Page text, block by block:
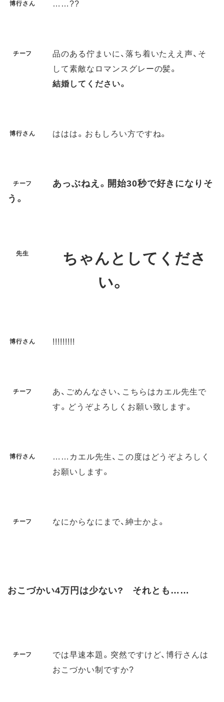
博行さん ……??
チーフ
品のある佇まいに、落ち着いたええ声、そ
して素敵なロマンスグレーの髪。
結婚してください。
博行さん ははは。おもしろい方ですね。
チーフ
あっぶねえ。開始30秒で好きになりそ
う。
先生
ちゃんとしてくださ
い。
博行さん !!!!!!!!!
チーフ
あ、ごめんなさい、こちらはカエル先生で
す。どうぞよろしくお願い致します。
博行さん
……カエル先生、この度はどうぞよろしく
お願いします。
チーフ なにからなにまで、紳士かよ。
おこづかい4万円は少ない? それとも……
チーフ
では早速本題。突然ですけど、博行さんは
おこづかい制ですか?